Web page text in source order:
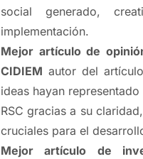
social generado,
implementación.
Mejor artículo de
CIDIEM autor del
ideas hayan
RSC gracias a su
cruciales para el
Mejor artículo de